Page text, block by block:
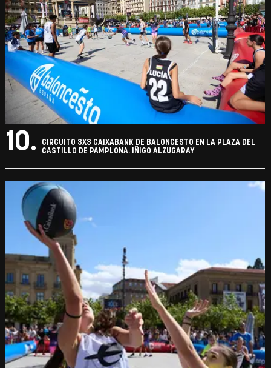
10.
CIRCUITO 3X3 CAIXABANK DE BALONCESTO EN LA PLAZA DEL
CASTILLO DE PAMPLONA. IÑIGO ALZUGARAY